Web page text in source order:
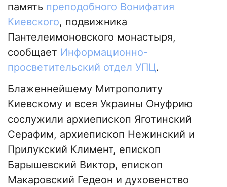
память преподобного Вонифатия
Киевского, подвижника
Пантелеимоновского монастыря,
сообщает Информационно-
просветительский отдел УПЦ.
Блаженнейшему Митрополиту
Киевскому и всея Украины Онуфрию
сослужили архиепископ Яготинский
Серафим, архиепископ Нежинский и
Прилукский Климент, епископ
Барышевский Виктор, епископ
Макаровский Гедеон и духовенство